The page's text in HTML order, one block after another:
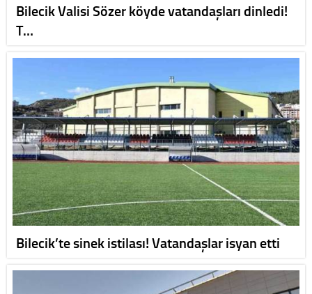
Bilecik Valisi Sözer köyde vatandaşları dinledi!
T…
Bilecik’te sinek istilası! Vatandaşlar isyan etti